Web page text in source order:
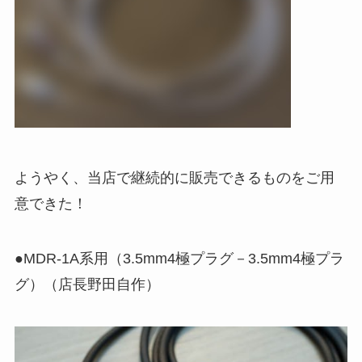
ようやく、当店で継続的に販売できるものをご用
意できた！
●MDR-1A系用（3.5mm4極プラグ－3.5mm4極プラ
グ）（店長野田自作）